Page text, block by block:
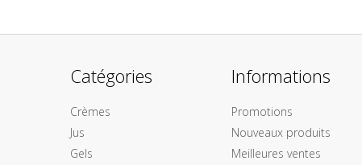
Catégories
Crèmes
Jus
Gels
Informations
Promotions
Nouveaux produits
Meilleures ventes